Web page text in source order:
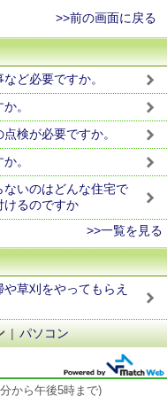
>>前の画面に戻る
ど必要ですか。
。
検が必要ですか。
。
いのはどんな住宅で
けるのですか
>>一覧を見る
草刈をやってもらえ
| パソコン
から午後5時まで)